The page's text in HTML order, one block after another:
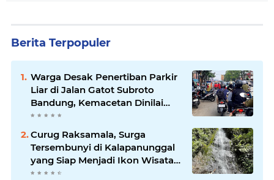
Berita Terpopuler
Warga Desak Penertiban Parkir
Liar di Jalan Gatot Subroto
Bandung, Kemacetan Dinilai
Makin Mengkhawatirkan
Curug Raksamala, Surga
Tersembunyi di Kalapanunggal
yang Siap Menjadi Ikon Wisata
Alam Baru Kabupaten